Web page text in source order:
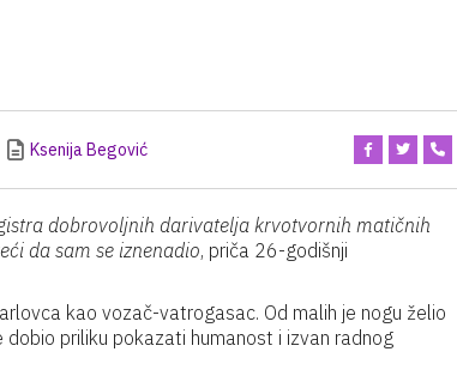
Ksenija Begović
dobrovoljnih darivatelja krvotvornih matičnih
da sam se iznenadio, priča 26-godišnji
kao vozač-vatrogasac. Od malih je nogu želio
priliku pokazati humanost i izvan radnog